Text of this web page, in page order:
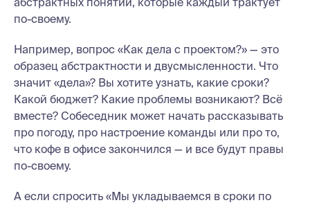
по-своему.
Например, вопрос «Как дела с проектом?» — это
образец абстрактности и двусмысленности. Что
значит «дела»? Вы хотите узнать, какие сроки?
Какой бюджет? Какие проблемы возникают? Всё
вместе? Собеседник может начать рассказывать
про погоду, про настроение команды или про то,
что кофе в офисе закончился — и все будут правы
по-своему.
А если спросить «Мы укладываемся в сроки по